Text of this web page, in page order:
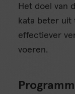
Het doel van
kata beter uit
effectiever
voeren.